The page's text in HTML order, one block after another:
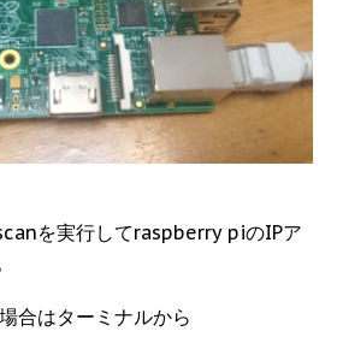
を実行してraspberry piのIPア
合はターミナルから